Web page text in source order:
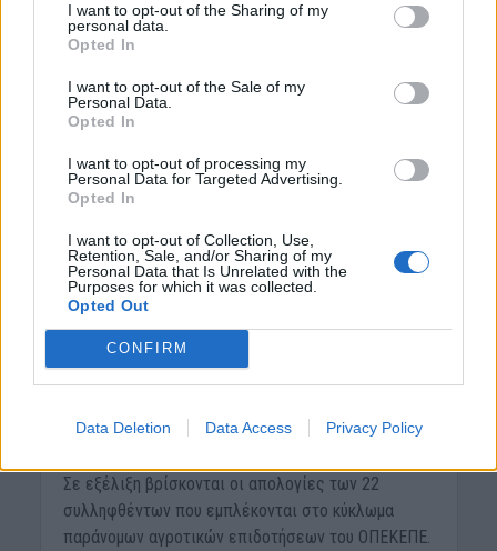
I want to opt-out of the Sharing of my
personal data.
Opted In
I want to opt-out of the Sale of my
Personal Data.
Opted In
I want to opt-out of processing my
Personal Data for Targeted Advertising.
Opted In
I want to opt-out of Collection, Use,
Retention, Sale, and/or Sharing of my
Personal Data that Is Unrelated with the
Purposes for which it was collected.
Opted Out
CONFIRM
Data Deletion Data Access Privacy Policy
ΟΠΕΚΕΠΕ: Ώρα απολογίας
για τους 22
κατηγορούμενους της
Κρήτης για το «ριφιφί»
των 3 εκατ. ευρώ
29 Μαΐου 2026
Σε εξέλιξη βρίσκονται οι απολογίες των 22
συλληφθέντων που εμπλέκονται στο κύκλωμα
παράνομων αγροτικών επιδοτήσεων του ΟΠΕΚΕΠΕ.